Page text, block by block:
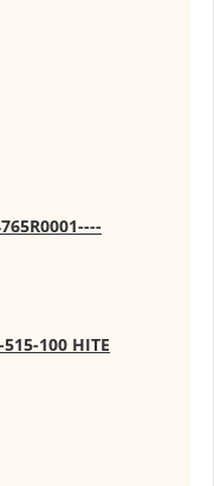
100 HITE